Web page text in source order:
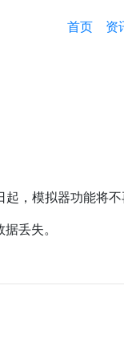
首页 资
，模拟器功能将不
丢失。